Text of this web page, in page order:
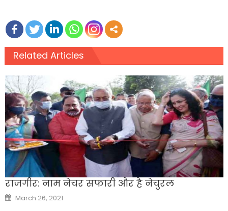
Related Articles
राजगीर: नाम नेचर सफारी और है नेचुरल
Posted
on
March 26, 2021